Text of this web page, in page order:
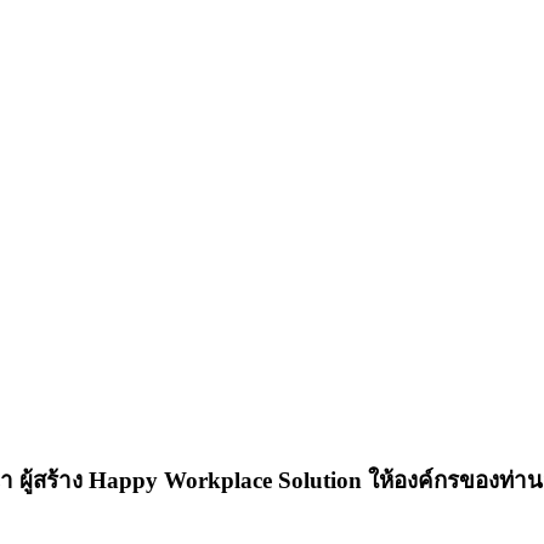
ร้าง Happy Workplace Solution ให้องค์กรของท่า